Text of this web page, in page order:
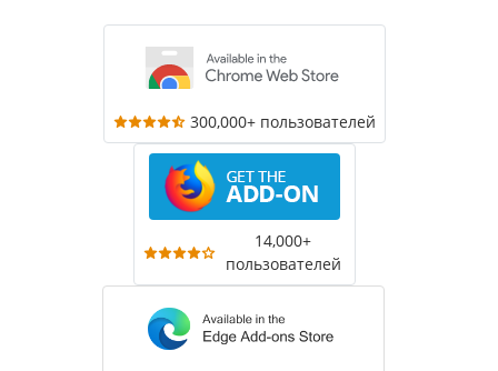
300,000+ пользователей
14,000+
пользователей